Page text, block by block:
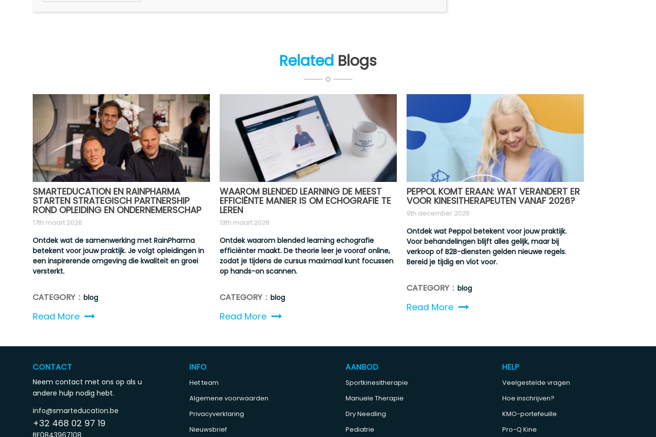
Related Blogs
SMARTEDUCATION EN RAINPHARMA
STARTEN STRATEGISCH PARTNERSHIP
ROND OPLEIDING EN ONDERNEMERSCHAP
17th maart 2026
Ontdek wat de samenwerking met RainPharma
betekent voor jouw praktijk. Je volgt opleidingen in
een inspirerende omgeving die kwaliteit en groei
versterkt.
CATEGORY : blog
Read More
WAAROM BLENDED LEARNING DE MEEST
EFFICIËNTE MANIER IS OM ECHOGRAFIE TE
LEREN
13th maart 2026
Ontdek waarom blended learning echografie
efficiënter maakt. De theorie leer je vooraf online,
zodat je tijdens de cursus maximaal kunt focussen
op hands-on scannen.
CATEGORY : blog
Read More
PEPPOL KOMT ERAAN: WAT VERANDERT ER
VOOR KINESITHERAPEUTEN VANAF 2026?
9th december 2025
Ontdek wat Peppol betekent voor jouw praktijk.
Voor behandelingen blijft alles gelijk, maar bij
verkoop of B2B-diensten gelden nieuwe regels.
Bereid je tijdig en vlot voor.
CATEGORY : blog
Read More
CONTACT
Neem contact met ons op als u
andere hulp nodig hebt.
info@smarteducation.be
+32 468 02 97 19
INFO
Het team
Algemene voorwaarden
Privacyverklaring
Nieuwsbrief
AANBOD
Sportkinesitherapie
Manuele Therapie
Dry Needling
Pediatrie
HELP
Veelgestelde vragen
Hoe inschrijven?
KMO-portefeuille
Pro-Q Kine